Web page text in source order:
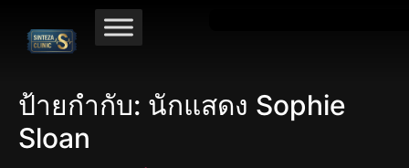
ป้ายกำกับ: นักแสดง Sophie
Sloan